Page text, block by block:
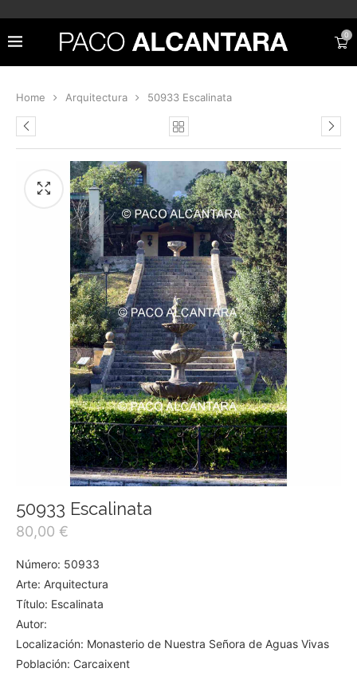
0
Home Arquitectura 50933 Escalinata
50933 Escalinata
80,00 €
Número: 50933
Arte: Arquitectura
Título: Escalinata
Autor:
Localización: Monasterio de Nuestra Señora de Aguas Vivas
Población: Carcaixent